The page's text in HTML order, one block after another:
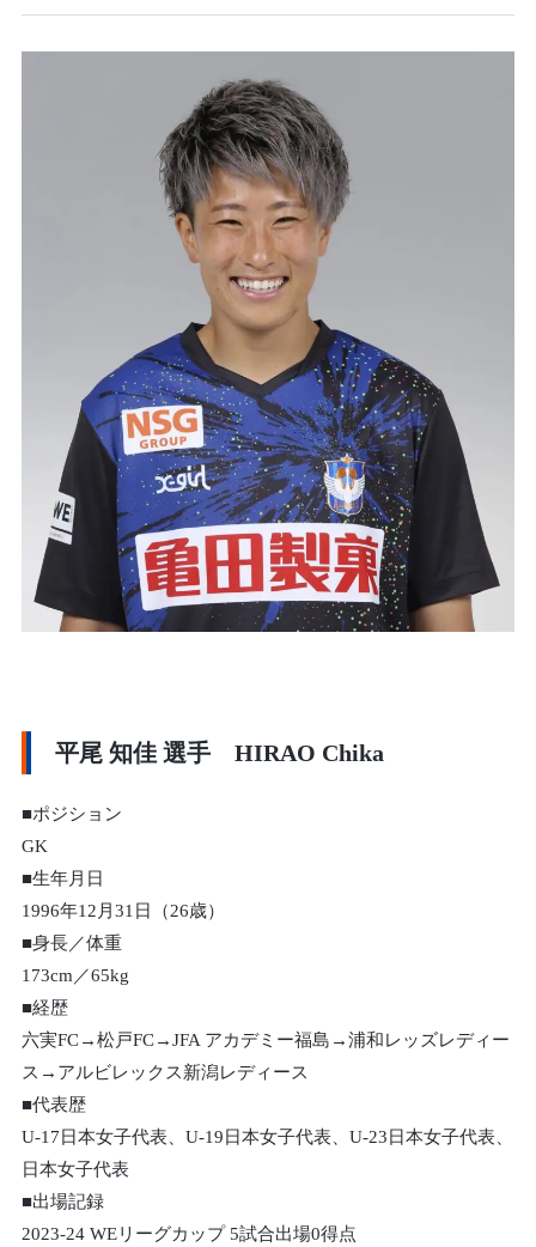
平尾 知佳 選手 HIRAO Chika
■ポジション
GK
■生年月日
1996年12月31日（26歳）
■身長／体重
173cm／65kg
■経歴
六実FC→松戸FC→JFA アカデミー福島→浦和レッズレディー
ス→アルビレックス新潟レディース
■代表歴
U-17日本女子代表、U-19日本女子代表、U-23日本女子代表、
日本女子代表
■出場記録
2023-24 WEリーグカップ 5試合出場0得点